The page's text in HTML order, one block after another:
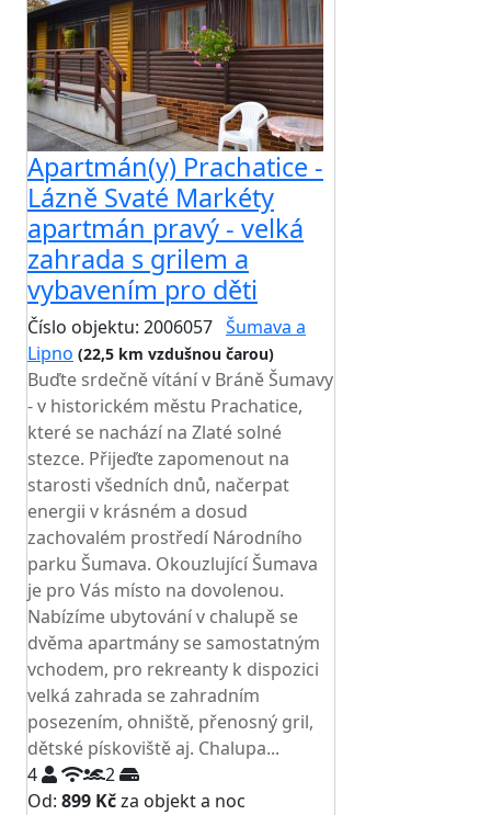
Apartmán(y) Prachatice -
Lázně Svaté Markéty
apartmán pravý - velká
zahrada s grilem a
vybavením pro děti
Číslo objektu: 2006057 Šumava a
Lipno (22,5 km vzdušnou čarou)
Buďte srdečně vítání v Bráně Šumavy
- v historickém městu Prachatice,
které se nachází na Zlaté solné
stezce. Přijeďte zapomenout na
starosti všedních dnů, načerpat
energii v krásném a dosud
zachovalém prostředí Národního
parku Šumava. Okouzlující Šumava
je pro Vás místo na dovolenou.
Nabízíme ubytování v chalupě se
dvěma apartmány se samostatným
vchodem, pro rekreanty k dispozici
velká zahrada se zahradním
posezením, ohniště, přenosný gril,
dětské pískoviště aj. Chalupa...
4
2
Od: 899 Kčza objekt a noc